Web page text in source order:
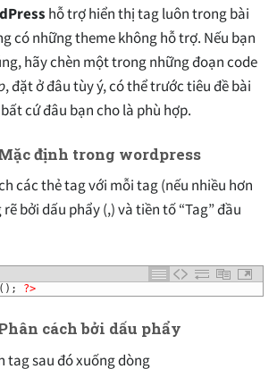
hỗ trợ hiển thị tag luôn trong bài
có những theme không hỗ trợ. Nếu bạn
hãy chèn một trong những đoạn code
, đặt ở đâu tùy ý, có thể trước tiêu đề bài
cứ đâu bạn cho là phù hợp.
định trong wordpress
các thẻ tag với mỗi tag (nếu nhiều hơn
bởi dấu phẩy (,) và tiền tố “Tag” đầu
( ) ; ?>
cách bởi dấu phẩy
tag sau đó xuống dòng